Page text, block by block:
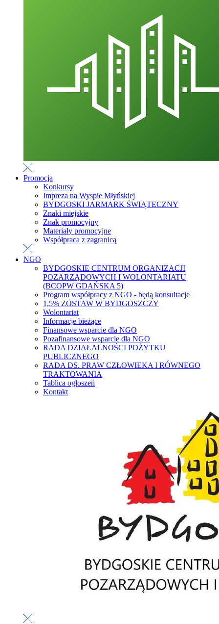
Promocja
Konkursy
Impreza na Wyspie Młyńskiej
BYDGOSKI JARMARK ŚWIĄTECZNY
Znaki miejskie
Znak promocyjny
Materiały promocyjne
Współpraca z zagranicą
NGO
BYDGOSKIE CENTRUM ORGANIZACJI
POZARZĄDOWYCH I WOLONTARIATU
(BCOPW GDAŃSKA 5)
Program współpracy z NGO - będą konsultacje
1,5% ZOSTAW W BYDGOSZCZY
Wolontariat
Informacje bieżące
Finansowe wsparcie dla NGO
Pozafinansowe wsparcie dla NGO
RADA DZIAŁALNOŚCI POŻYTKU
PUBLICZNEGO
RADA DS. PRAW CZŁOWIEKA I RÓWNEGO
TRAKTOWANIA
Tablica ogłoszeń
Kontakt